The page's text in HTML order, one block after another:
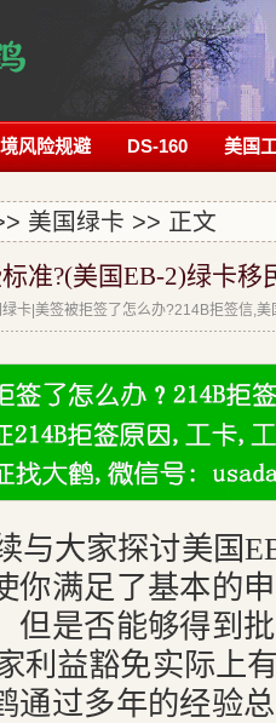
风险规避 DS-160 美国
美国绿卡 >> 正文
准?(美国EB-2)绿卡移
卡|美签被拒签了怎么办?214B拒签信,
与大家探讨美国
你满足了基本的
但是否能够得到
利益豁免实际上
通过多年的经验